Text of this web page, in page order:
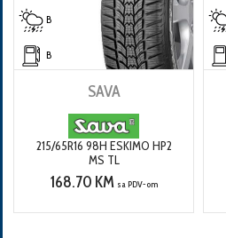
B
B
SAVA
215/65R16 98H ESKIMO HP2
MS TL
168.70 KM sa PDV-om